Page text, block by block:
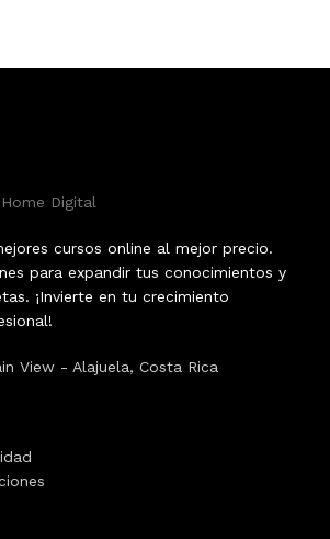
Digital
cursos online al mejor precio.
para expandir tus conocimientos y
¡Invierte en tu crecimiento
View - Alajuela, Costa Rica